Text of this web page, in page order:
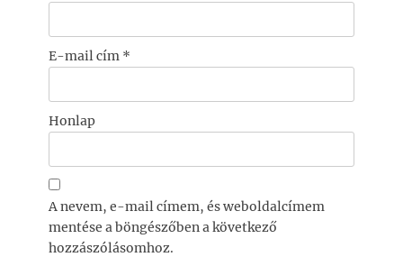
E-mail cím *
Honlap
A nevem, e-mail címem, és weboldalcímem
mentése a böngészőben a következő
hozzászólásomhoz.